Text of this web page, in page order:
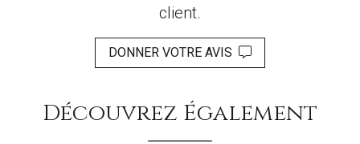
client.
DONNER VOTRE AVIS
Découvrez Également